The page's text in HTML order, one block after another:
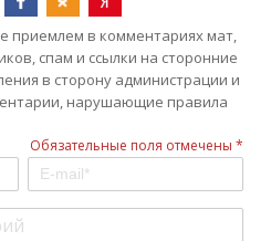
приемлем в комментариях мат,
спам и ссылки на сторонние
в сторону администрации и
нарушающие правила
Обязательные поля отмечены *